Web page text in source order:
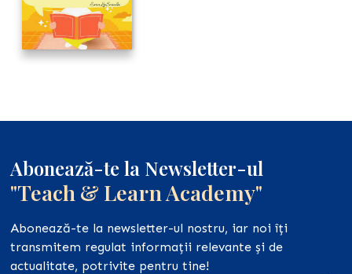
Abonează-te la Newsletter-ul
"Teach & Learn Academy"
Abonează-te la newsletter-ul nostru, iar noi îți
transmitem regulat informații relevante și de
actualitate, potrivite pentru tine!